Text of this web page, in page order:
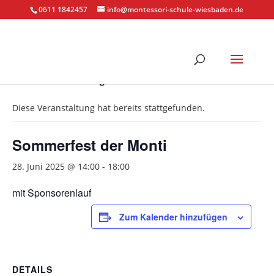
0611 1842457 info@montessori-schule-wiesbaden.de
Diese Veranstaltung hat bereits stattgefunden.
Sommerfest der Monti
28. Juni 2025 @ 14:00 - 18:00
mit Sponsorenlauf
Zum Kalender hinzufügen
DETAILS